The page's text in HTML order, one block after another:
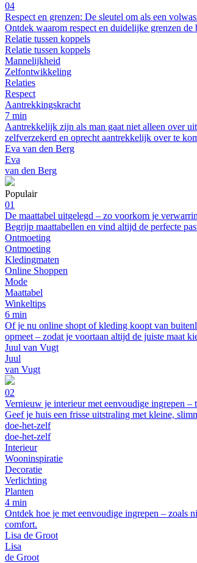
04
Respect en grenzen: De sleutel om als een
Ontdek waarom respect en duidelijke grenzen
Relatie tussen koppels
Relatie tussen koppels
Mannelijkheid
Zelfontwikkeling
Relaties
Respect
Aantrekkingskracht
7 min
Aantrekkelijk zijn als man gaat niet alleen over
zelfverzekerd en oprecht aantrekkelijk over te
Eva van den Berg
Eva
van den Berg
Populair
01
De maattabel uitgelegd – zo voorkom je
Begrijp maattabellen en vind altijd de perfecte
Ontmoeting
Ontmoeting
Kledingmaten
Online Shoppen
Mode
Maattabel
Winkeltips
6 min
Of je nu online shopt of kleding koopt van
opmeet – zodat je voortaan altijd de juiste maat
Juul van Vugt
Juul
van Vugt
02
Vernieuw je interieur met eenvoudige ingrepen
Geef je huis een frisse uitstraling met kleine,
doe-het-zelf
doe-het-zelf
Interieur
Wooninspiratie
Decoratie
Verlichting
Planten
4 min
Ontdek hoe je met eenvoudige ingrepen – zoals
comfort.
Lisa de Groot
Lisa
de Groot